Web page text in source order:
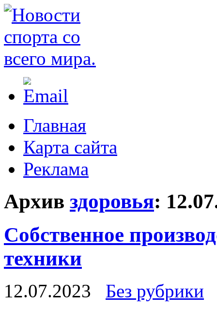
Главная
Карта сайта
Реклама
Архив здоровья:
Собственное
техники
12.07.2023
Без рубрики